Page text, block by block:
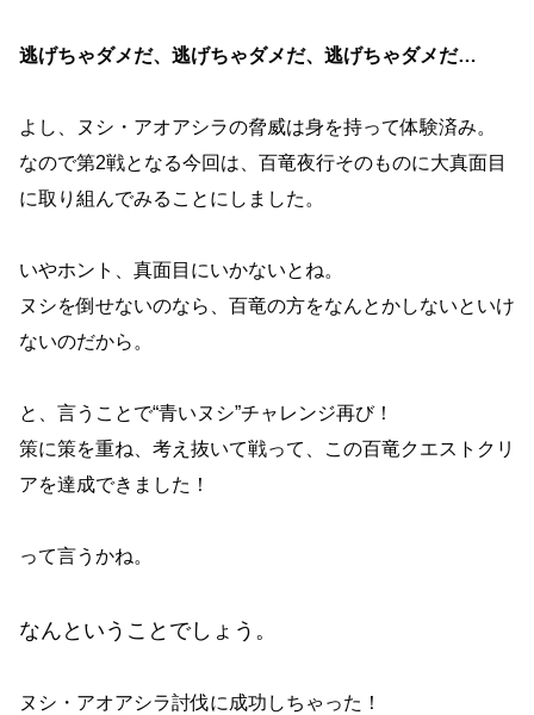
逃げちゃダメだ、逃げちゃダメだ、逃げちゃダメだ…
よし、ヌシ・アオアシラの脅威は身を持って体験済み。
なので第2戦となる今回は、百竜夜行そのものに大真面目
に取り組んでみることにしました。
いやホント、真面目にいかないとね。
ヌシを倒せないのなら、百竜の方をなんとかしないといけ
ないのだから。
と、言うことで“青いヌシ”チャレンジ再び！
策に策を重ね、考え抜いて戦って、この百竜クエストクリ
アを達成できました！
って言うかね。
なんということでしょう。
ヌシ・アオアシラ討伐に成功しちゃった！